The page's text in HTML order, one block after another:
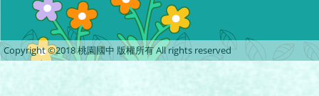
Copyright ©2018 桃園國中 版權所有 All rights reserved